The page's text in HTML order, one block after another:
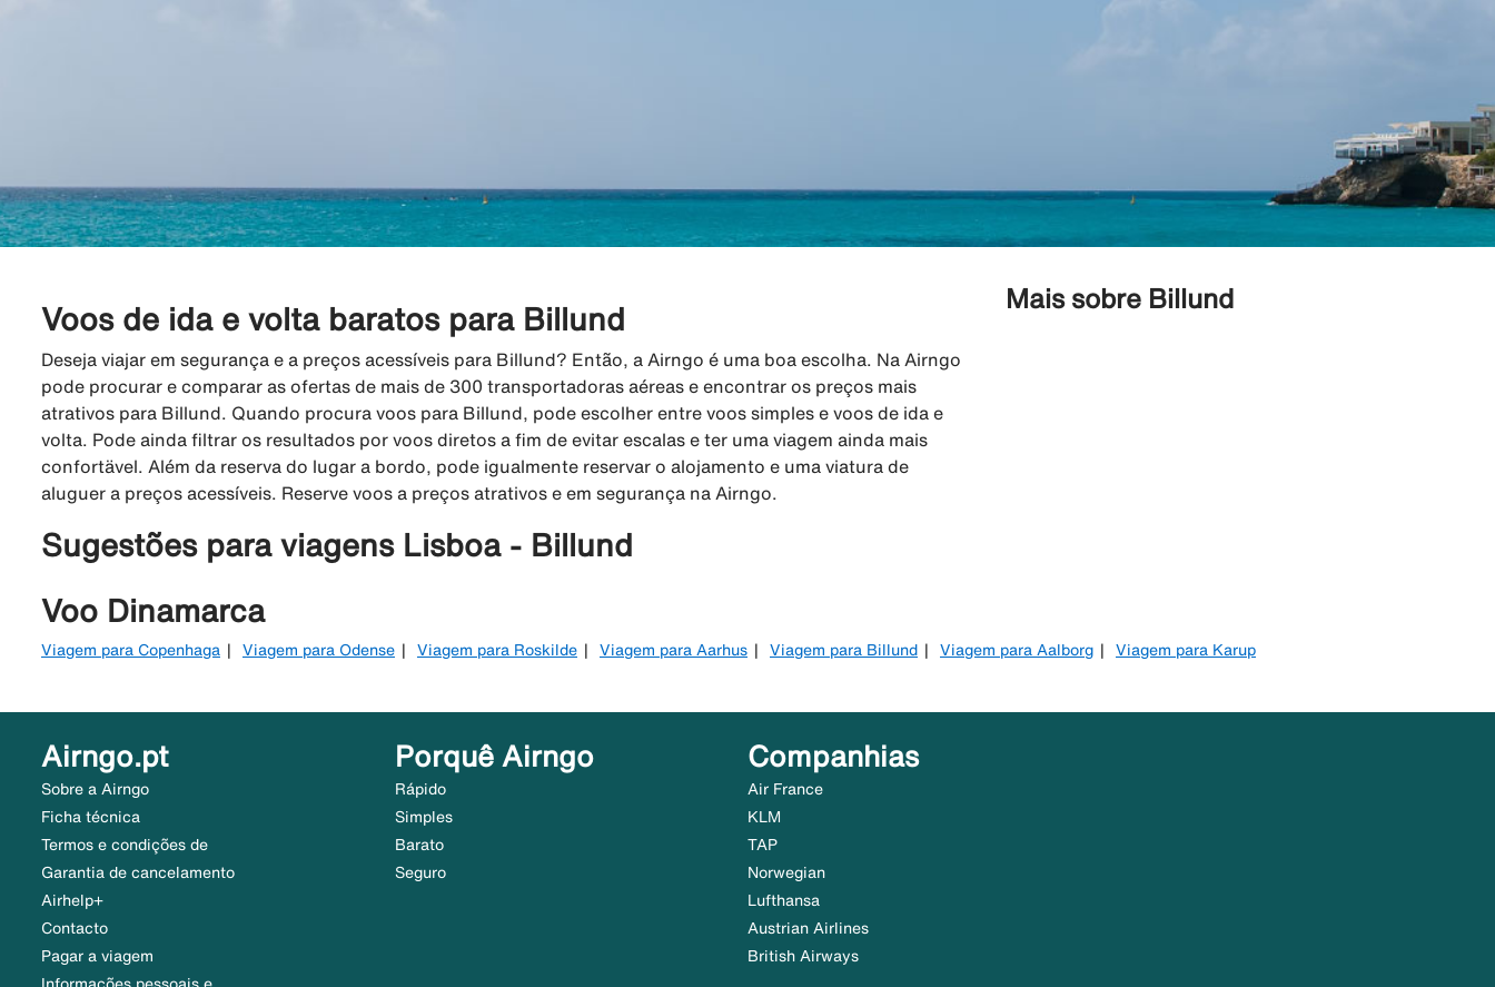
Voos de ida e volta baratos para Billund
Deseja viajar em segurança e a preços acessíveis para Billund? Então, a Airngo é uma boa escolha. Na Airngo
pode procurar e comparar as ofertas de mais de 300 transportadoras aéreas e encontrar os preços mais
atrativos para Billund. Quando procura voos para Billund, pode escolher entre voos simples e voos de ida e
volta. Pode ainda filtrar os resultados por voos diretos a fim de evitar escalas e ter uma viagem ainda mais
confortävel. Além da reserva do lugar a bordo, pode igualmente reservar o alojamento e uma viatura de
aluguer a preços acessíveis. Reserve voos a preços atrativos e em segurança na Airngo.
Mais sobre Billund
Sugestões para viagens Lisboa - Billund
Voo Dinamarca
Viagem para Copenhaga Viagem para Odense Viagem para Roskilde Viagem para Aarhus Viagem para Billund Viagem para Aalborg Viagem para Karup
Airngo.pt
Sobre a Airngo
Ficha técnica
Termos e condições de
Garantia de cancelamento
Airhelp+
Contacto
Pagar a viagem
Porquê Airngo
Rápido
Simples
Barato
Seguro
Companhias
Air France
KLM
TAP
Norwegian
Lufthansa
Austrian Airlines
British Airways